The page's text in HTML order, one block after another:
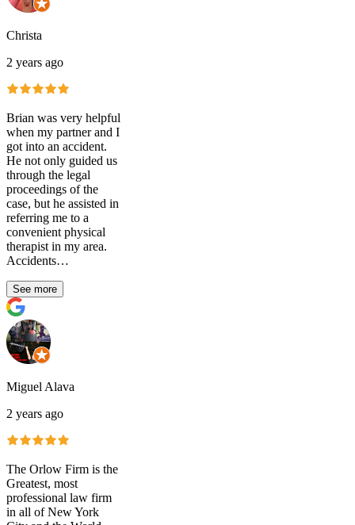
Christa
2 years ago
Brian was very helpful
when my partner and I
got into an accident.
He not only guided us
through the legal
proceedings of the
case, but he assisted in
referring me to a
convenient physical
therapist in my area.
Accidents…
See more
Miguel Alava
2 years ago
The Orlow Firm is the
Greatest, most
professional law firm
in all of New York